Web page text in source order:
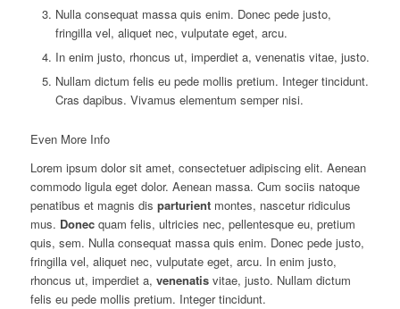
Nulla consequat massa quis enim. Donec pede justo,
fringilla vel, aliquet nec, vulputate eget, arcu.
In enim justo, rhoncus ut, imperdiet a, venenatis vitae, justo.
Nullam dictum felis eu pede mollis pretium. Integer tincidunt.
Cras dapibus. Vivamus elementum semper nisi.
Even More Info
Lorem ipsum dolor sit amet, consectetuer adipiscing elit. Aenean
commodo ligula eget dolor. Aenean massa. Cum sociis natoque
penatibus et magnis dis parturientmontes, nascetur ridiculus
mus. Donecquam felis, ultricies nec, pellentesque eu, pretium
quis, sem. Nulla consequat massa quis enim. Donec pede justo,
fringilla vel, aliquet nec, vulputate eget, arcu. In enim justo,
rhoncus ut, imperdiet a, venenatisvitae, justo. Nullam dictum
felis eu pede mollis pretium. Integer tincidunt.